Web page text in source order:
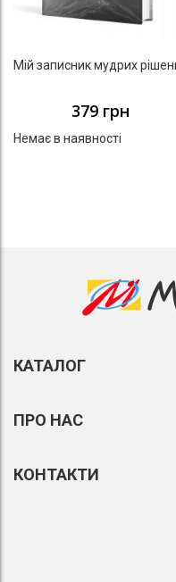
Мій записник мудрих
379 грн
Немає в наявності
КАТАЛОГ
ПРО НАС
КОНТАКТИ